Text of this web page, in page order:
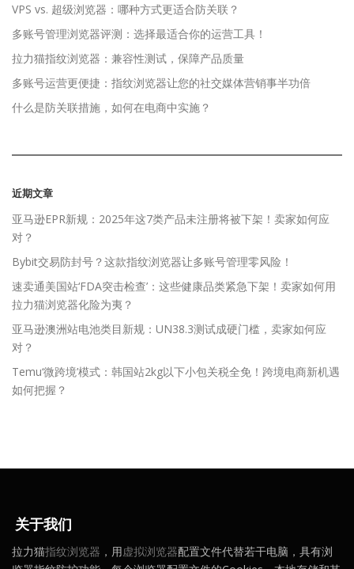
VPS vs. 超级浏览器：哪种方式更适合防关联？
多账号管理浏览器评测：选择最适合你的运营工具！
拉力猫指纹浏览器：兼容性测试，保障产品质量
多账号运营更便捷：指纹浏览器让您的社交媒体营销事半功倍
什么是防关联措施，如何在电商中实施？
近期文章
亚马逊EPR新规：2025年这7类产品未注册将被下架！卖家如何应
对？
Bybit交易防封号？这款指纹浏览器让多账号管理零风险！
速卖通美国站‘FDA突击检查’：这些健康品类紧急下架！卖家如何用
拉力猫浏览器化险为夷？
亚马逊澳洲站电池类目新规：UN38.3测试成硬门槛，卖家如何应
对？
Temu‘微跨境’模式：韩国站2kg以下小包关税全免！跨境电商新机遇
如何把握？
关于我们
拉力猫指纹浏览器 ，用虚拟浏览器配置文件代替若干电脑，具有浏